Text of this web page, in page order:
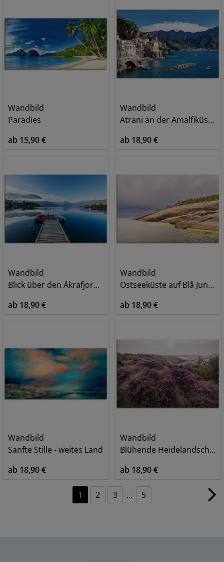
Wandbild
Paradies
ab 15,90 €
Wandbild
Atrani an der Amalfiküste in Italien
ab 18,90 €
Wandbild
Blick über den Åkrafjord in Norwegen
ab 18,90 €
Wandbild
Ostseeküste auf Blå Jungfrun in Schweden
ab 18,90 €
Wandbild
Sanfte Stille - weites Land
ab 18,90 €
Wandbild
Blühende Heidelandschaft auf Sylt
ab 18,90 €
1 2 3 ... 5